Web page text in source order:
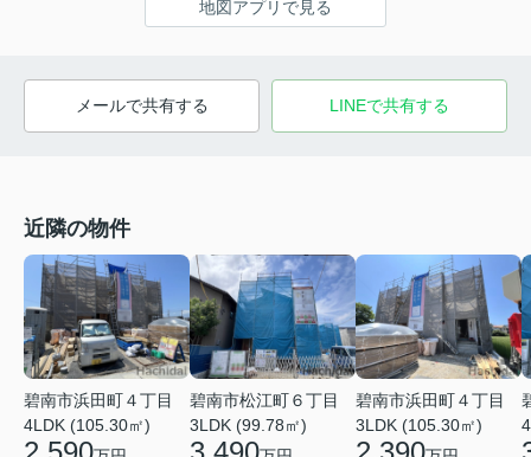
地図アプリで見る
メールで共有する LINEで共有する
近隣の物件
碧南市浜田町４丁目
4LDK (105.30㎡)
碧南市松江町６丁目
3LDK (99.78㎡)
碧南市浜田町４丁目
3LDK (105.30㎡)